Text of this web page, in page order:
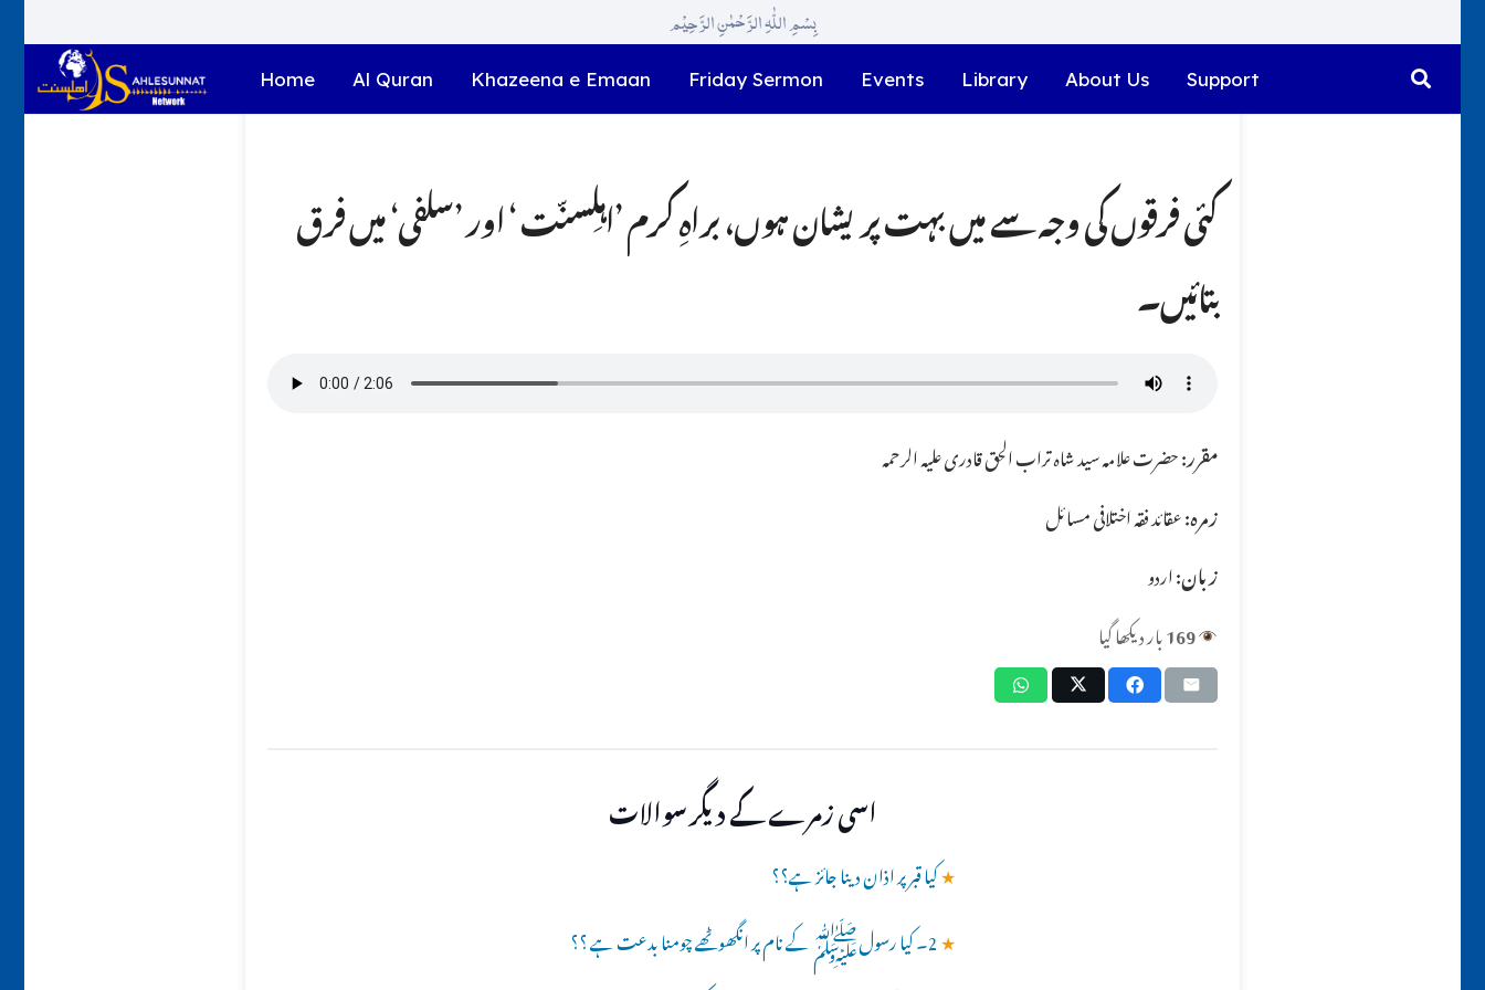
بِسْمِ اللّٰہِ الرَّحْمٰنِ الرَّحِیْم
Home Al Quran Khazeena e Emaan Friday Sermon Events Library About Us Support
کئی فرقوں کی وجہ سے میں بہت پریشان ہوں، براہِ کرم ’اہلِسنّت ‘ اور ’سلفی‘ میں فرق
بتائیں۔
مقرر:حضرت علامہ سید شاہ تراب الحق قادری علیہ الرحمہ
زمرہ:عقائد فقہ اختلافی مسائل
زبان:اردو
169بار دیکھا گیا
اسی زمرے کے دیگر سوالات
★کیا قبر پر اذان دینا جائز ہے؟؟
★2۔ کیا رسولﷺ کے نام پر انگھوٹھے چومنا بدعت ہے ؟؟